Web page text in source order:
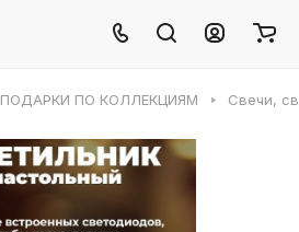
ПОДАРКИ ПО КОЛЛЕКЦИЯМ Свечи,